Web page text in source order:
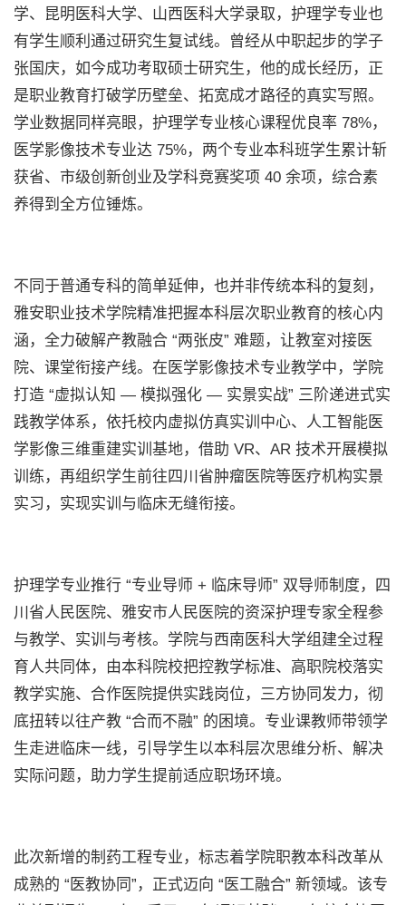
学、昆明医科大学、山西医科大学录取，护理学专业也
有学生顺利通过研究生复试线。曾经从中职起步的学子
张国庆，如今成功考取硕士研究生，他的成长经历，正
是职业教育打破学历壁垒、拓宽成才路径的真实写照。
学业数据同样亮眼，护理学专业核心课程优良率 78%，
医学影像技术专业达 75%，两个专业本科班学生累计斩
获省、市级创新创业及学科竞赛奖项 40 余项，综合素
养得到全方位锤炼。
不同于普通专科的简单延伸，也并非传统本科的复刻，
雅安职业技术学院精准把握本科层次职业教育的核心内
涵，全力破解产教融合 “两张皮” 难题，让教室对接医
院、课堂衔接产线。在医学影像技术专业教学中，学院
打造 “虚拟认知 — 模拟强化 — 实景实战” 三阶递进式实
践教学体系，依托校内虚拟仿真实训中心、人工智能医
学影像三维重建实训基地，借助 VR、AR 技术开展模拟
训练，再组织学生前往四川省肿瘤医院等医疗机构实景
实习，实现实训与临床无缝衔接。
护理学专业推行 “专业导师 + 临床导师” 双导师制度，四
川省人民医院、雅安市人民医院的资深护理专家全程参
与教学、实训与考核。学院与西南医科大学组建全过程
育人共同体，由本科院校把控教学标准、高职院校落实
教学实施、合作医院提供实践岗位，三方协同发力，彻
底扭转以往产教 “合而不融” 的困境。专业课教师带领学
生走进临床一线，引导学生以本科层次思维分析、解决
实际问题，助力学生提前适应职场环境。
此次新增的制药工程专业，标志着学院职教本科改革从
成熟的 “医教协同”，正式迈向 “医工融合” 新领域。该专